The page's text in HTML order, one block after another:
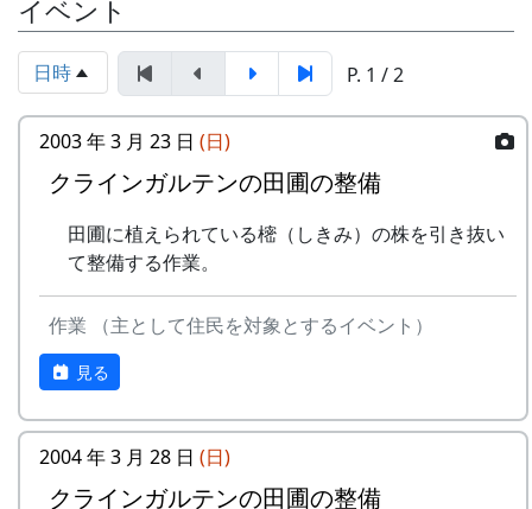
なお、滞在型市民農園「クラインガルテン岩座
神」の現地案内コーナーを設け、体験宿泊の受付
も行います。
主催 : 岩座神地域協議会
問い合せ : 会長 XXXX 999-9999-9999
住民と大学生が企画した楽い田舎体験、豊かな自
然棚の風景を体験してみませんか。
参加申込書：PDF
問い合せ・申込み：多可町地域振興課（担
当：XX）
TEL XXXX-XX-XXXX
FAX XXXX-XX-XXXX
Email:mailaddress
プログラム
日
7/27（土)
11:00
〃
12:00
昼食（各自持参）
イベント
日時 P. 1 / 2
2003 年 3 月 23 日 (日)
クラインガルテンの田圃の整備
田圃に植えられている樒（しきみ）の株を引き抜い
て整備する作業。
作業 （主として住民を対象とするイベント）
見る
2004 年 3 月 28 日 (日)
クラインガルテンの田圃の整備